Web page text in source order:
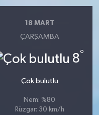
18 MART
ÇARŞAMBA
8°
Çok bulutlu
Nem: %80
Rüzgar: 30 km/h